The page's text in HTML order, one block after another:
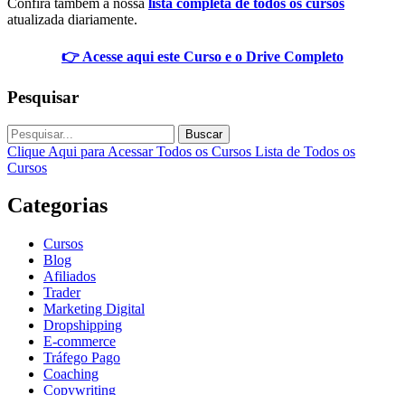
Confira também a nossa lista completa de todos os cursos
atualizada diariamente.
👉 Acesse aqui este Curso e o Drive Completo
Pesquisar
Buscar
Clique Aqui para Acessar Todos os Cursos Lista de Todos os
Cursos
Categorias
Cursos
Blog
Afiliados
Trader
Marketing Digital
Dropshipping
E-commerce
Tráfego Pago
Coaching
Copywriting